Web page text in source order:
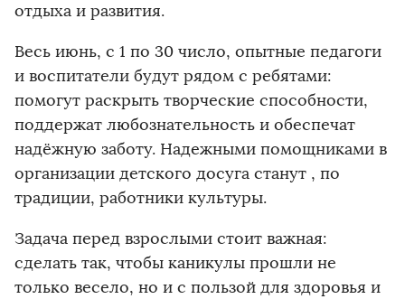
отдыха и развития.
Весь июнь, с 1 по 30 число, опытные педагоги
и воспитатели будут рядом с ребятами:
помогут раскрыть творческие способности,
поддержат любознательность и обеспечат
надёжную заботу. Надежными помощниками в
организации детского досуга станут , по
традиции, работники культуры.
Задача перед взрослыми стоит важная:
сделать так, чтобы каникулы прошли не
только весело, но и с пользой для здоровья и